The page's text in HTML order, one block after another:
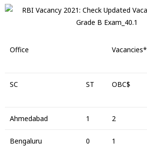
Office Vacancies*
SC ST OBC$
Ahmedabad 1 2
Bengaluru 0 1